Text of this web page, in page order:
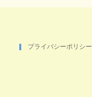
プライバシーポリシー